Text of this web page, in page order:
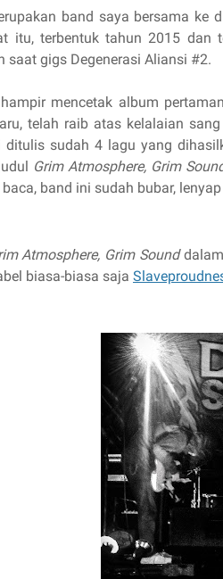
band saya bersama ke
itu, terbentuk tahun 2015 dan
saat gigs Degenerasi Aliansi #2.
mencetak album
telah raib atas kelalaian
ditulis sudah 4 lagu yang
Grim Atmosphere, Grim
band ini sudah bubar,
Atmosphere, Grim Sounddalam
biasa-biasa saja